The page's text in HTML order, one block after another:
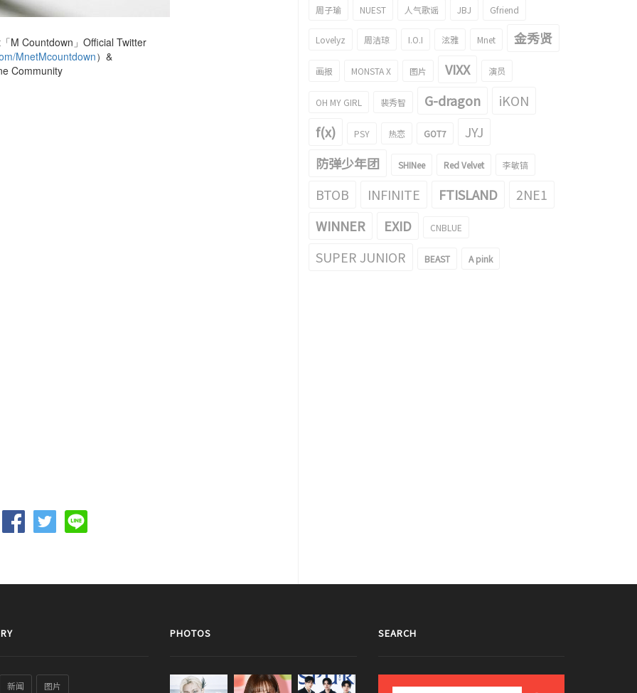
M Countdown」Official Twitter
MnetMcountdown）&
Community
周子瑜 NUEST 人气歌谣 JBJ Gfriend
Lovelyz 周洁琼 I.O.I 泫雅 Mnet 金秀贤
画报 MONSTA X 图片 VIXX 演员
OH MY GIRL 裴秀智 G-dragon
iKON
f(x)
PSY 热恋 GOT7
JYJ
防弹少年团
SHINee Red Velvet 李敏镐
BTOB INFINITE FTISLAND
2NE1
WINNER
EXID CNBLUE
SUPER JUNIOR BEAST A pink
新闻 图片
PHOTOS SEARCH